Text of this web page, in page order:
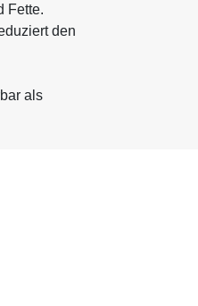
Fette.
den
als